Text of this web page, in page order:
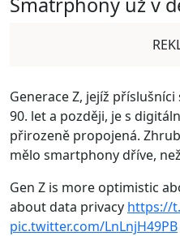
Generace Z, jejíž
90. let a později, je s
přirozeně propojená.
mělo smartphony dříve,
Gen Z is more optimistic
about data privacy https://
pic.twitter.com/LnLnjH49PB